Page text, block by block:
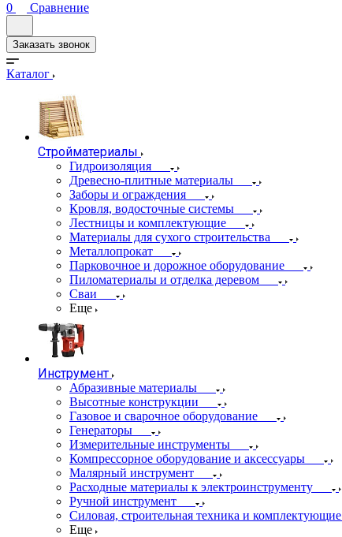
0 Сравнение
Заказать звонок
Каталог
Стройматериалы
Гидроизоляция
Древесно-плитные материалы
Заборы и ограждения
Кровля, водосточные системы
Лестницы и комплектующие
Материалы для сухого строительства
Металлопрокат
Парковочное и дорожное оборудование
Пиломатериалы и отделка деревом
Сваи
Еще
Инструмент
Абразивные материалы
Высотные конструкции
Газовое и сварочное оборудование
Генераторы
Измерительные инструменты
Компрессорное оборудование и аксессуары
Малярный инструмент
Расходные материалы к электроинструменту
Ручной инструмент
Силовая, строительная техника и комплектующие
Еще